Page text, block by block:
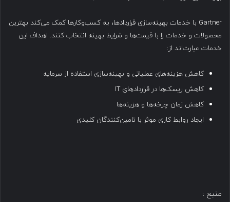
Gartner با خدمات بهینه‌سازی قراردادها، به کسب‌وکارها کمک می‌کند بهترین
محصولات و خدمات را با قیمت‌ها و شرایط بهینه انتخاب کنند. اهداف این
خدمات عبارت‌اند از:
کاهش هزینه‌های عملیاتی و بهینه‌سازی استفاده از سرمایه
کاهش ریسک‌ها در قراردادهای IT
کاهش زمان چرخه‌ها و هزینه‌ها
ایجاد روابط کاری موثر با تامین‌کنندگان کلیدی
منبع :